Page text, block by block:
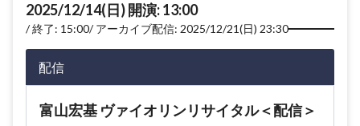
2025/12/14(日) 開演: 13:00
終了: 15:00 アーカイブ配信: 2025/12/21(日) 23:30
配信
富山宏基 ヴァイオリンリサイタル＜配信＞